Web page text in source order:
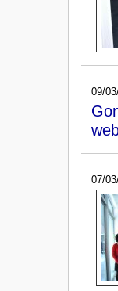
09/
07/